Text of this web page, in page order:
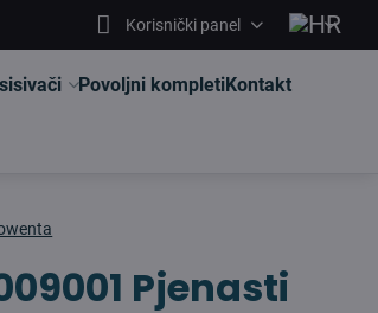
Korisnički panel
Povoljni kompletiKontakt
Pjenasti